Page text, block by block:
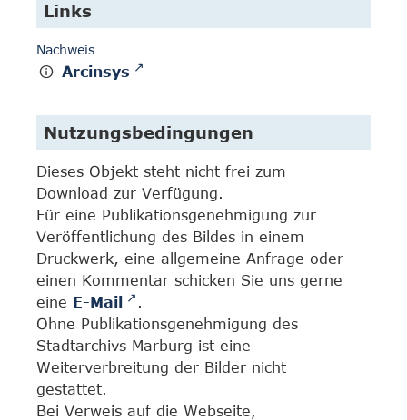
Links
Nachweis
Arcinsys
Nutzungsbedingungen
Dieses Objekt steht nicht frei zum
Download zur Verfügung.
Für eine Publikationsgenehmigung zur
Veröffentlichung des Bildes in einem
Druckwerk, eine allgemeine Anfrage oder
einen Kommentar schicken Sie uns gerne
eine E-Mail
.
Ohne Publikationsgenehmigung des
Stadtarchivs Marburg ist eine
Weiterverbreitung der Bilder nicht
gestattet.
Bei Verweis auf die Webseite,